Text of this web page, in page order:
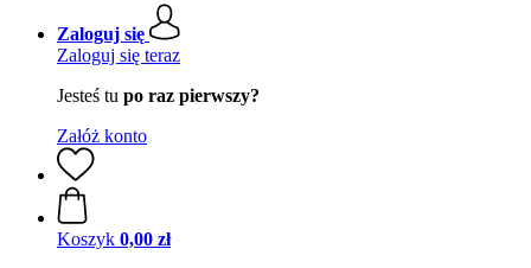
Zaloguj się
Zaloguj się teraz
Jesteś tu po raz pierwszy?
Załóż konto
Koszyk 0,00 zł